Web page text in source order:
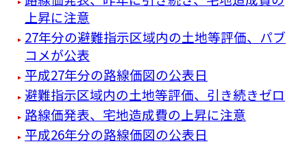
上昇に注意
27年分の避難指示区域内の土地等評価、パブ
コメが公表
平成27年分の路線価図の公表日
避難指示区域内の土地等評価、引き続きゼロ
路線価発表、宅地造成費の上昇に注意
平成26年分の路線価図の公表日